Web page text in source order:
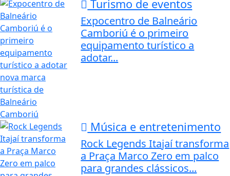
Turismo de eventos
Expocentro de Balneário
Camboriú é o primeiro
equipamento turístico a
adotar...
Música e entretenimento
Rock Legends Itajaí transforma
a Praça Marco Zero em palco
para grandes clássicos...